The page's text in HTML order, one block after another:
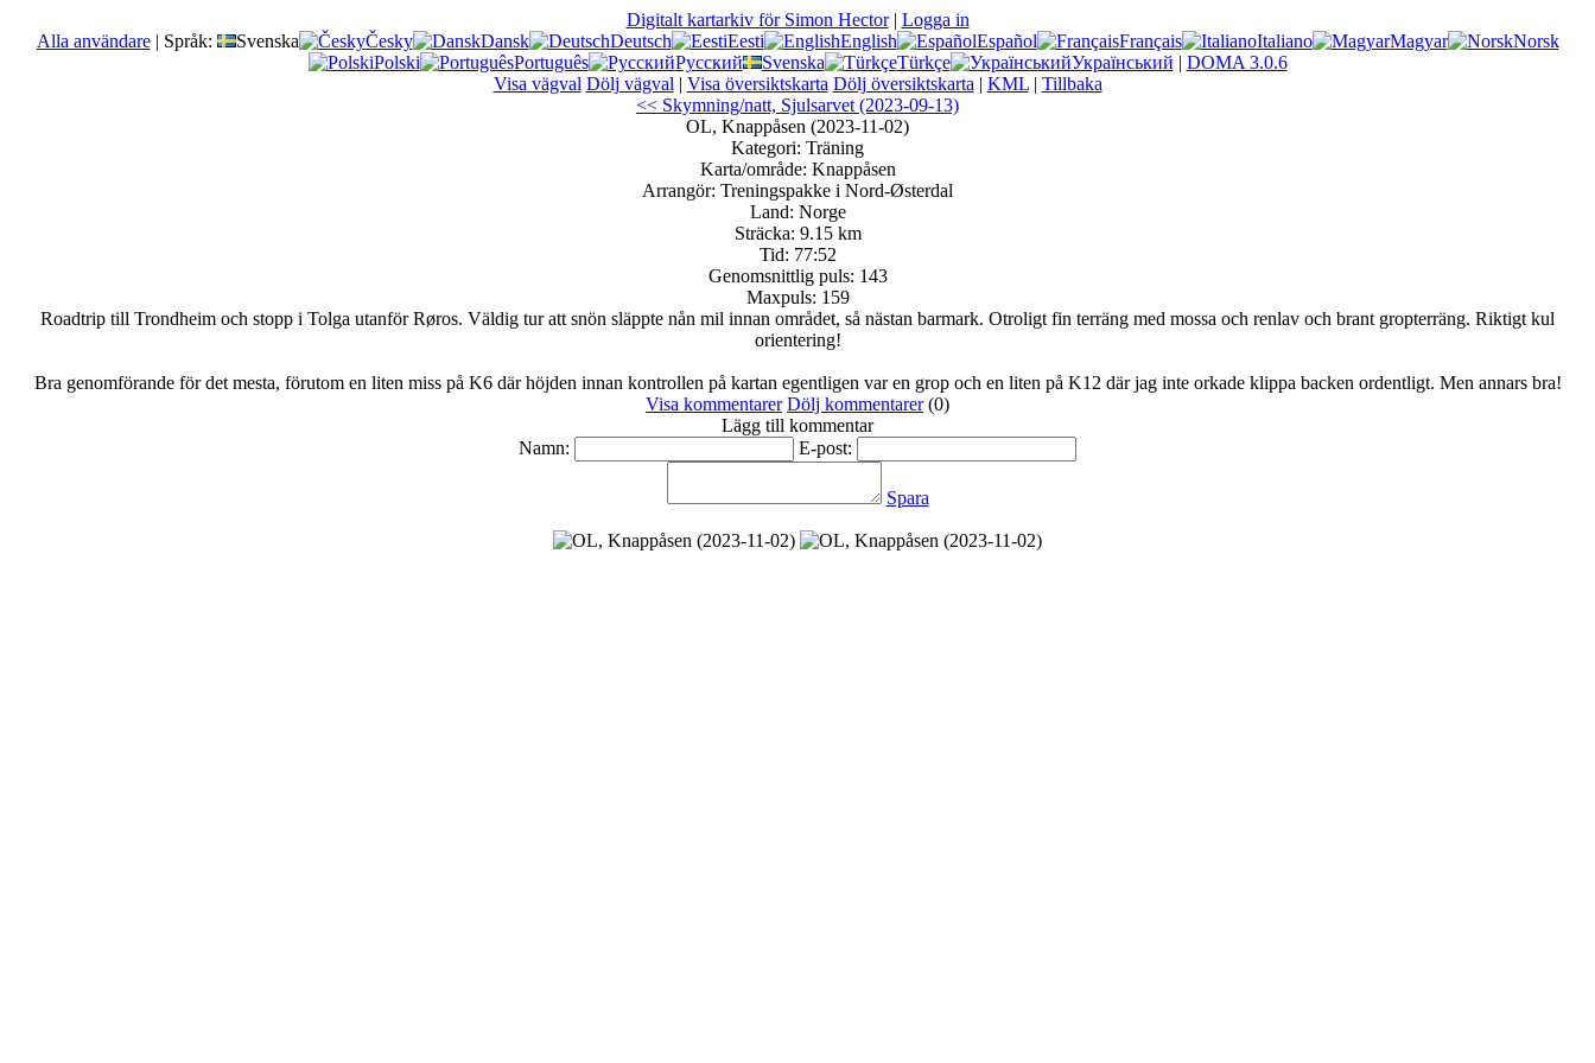
Digitalt kartarkiv för Simon Hector | Logga in
Alla användare | Språk: Svenska Česky Dansk Deutsch Eesti English Español Français Italiano Magyar
Norsk
Polski
Português Русский Svenska Türkçe Український | DOMA 3.0.6
Visa vägval Dölj vägval | Visa översiktskarta Dölj översiktskarta | KML | Tillbaka
<< Skymning/natt, Sjulsarvet (2023-09-13)
OL, Knappåsen (2023-11-02)
Kategori: Träning
Karta/område: Knappåsen
Arrangör: Treningspakke i Nord-Østerdal
Land: Norge
Sträcka: 9.15 km
Tid: 77:52
Genomsnittlig puls: 143
Maxpuls: 159
Roadtrip till Trondheim och stopp i Tolga utanför Røros. Väldig tur att snön släppte nån mil innan området, så nästan barmark. Otroligt fin terräng med mossa och renlav och brant gropterräng. Riktigt kul
orientering!
Bra genomförande för det mesta, förutom en liten miss på K6 där höjden innan kontrollen på kartan egentligen var en grop och en liten på K12 där jag inte orkade klippa backen ordentligt. Men annars bra!
Visa kommentarer Dölj kommentarer(0)
Lägg till kommentar
Namn:
E-post:
Spara